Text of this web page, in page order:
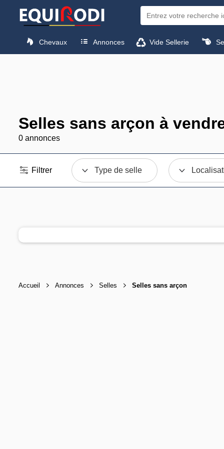
Chevaux Annonces Vide Sellerie
Selles sans arçon à
0 annonces
Filtrer Type de selle
Accueil Annonces Selles Selles sans arçon